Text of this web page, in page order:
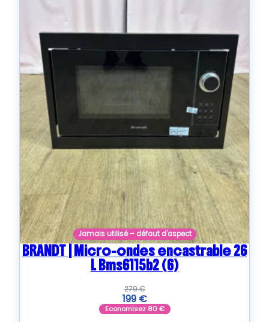
Jamais utilisé – défaut d'aspect
BRANDT | Micro-ondes encastrable 26
L Bms6115b2 (6)
279€
199 €
Economisez 80€